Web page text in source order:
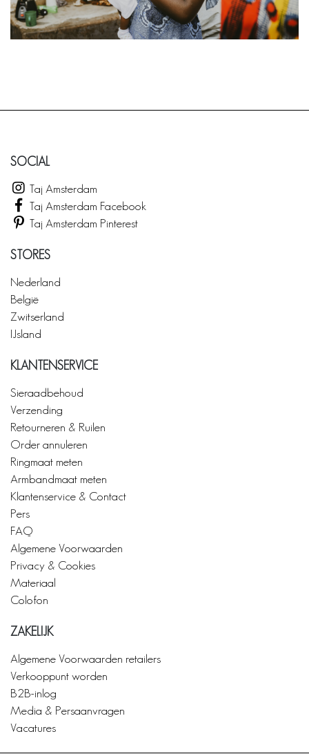
SOCIAL
Taj Amsterdam
Taj Amsterdam Facebook
Taj Amsterdam Pinterest
STORES
Nederland
België
Zwitserland
IJsland
KLANTENSERVICE
Sieraadbehoud
Verzending
Retourneren & Ruilen
Order annuleren
Ringmaat meten
Armbandmaat meten
Klantenservice & Contact
Pers
FAQ
Algemene Voorwaarden
Privacy & Cookies
Materiaal
Colofon
ZAKELIJK
Algemene Voorwaarden retailers
Verkooppunt worden
B2B-inlog
Media & Persaanvragen
Vacatures